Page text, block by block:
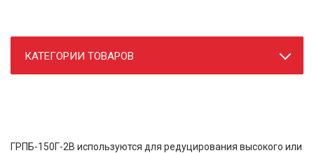
КАТЕГОРИИ ТОВАРОВ
ГРПБ-150Г-2В используются для редуцирования высокого или